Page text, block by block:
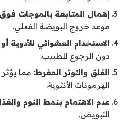
إهمال المتابعة بالموجات
موعد خروج البويضة الفعلي.
الاستخدام العشوائي للأدوية
دون الرجوع للطبيب.
القلق والتوتر المفرط: مما
الهرمونات الأنثوية.
عدم الاهتمام بنمط النوم
التبويض.